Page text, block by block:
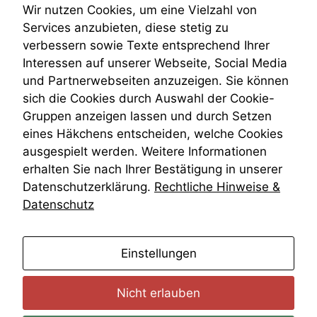
Teilungsklage
Venezuela
VRK
Wiederherstellungsanordnung
Zivilprozessordnung
ZPO
Zustellfiktion
Zuständigkeit
Öffentliches Personalrecht
Öffentlichkeitsprinzip
Wir nutzen Cookies, um eine Vielzahl von
Services anzubieten, diese stetig zu
verbessern sowie Texte entsprechend Ihrer
Interessen auf unserer Webseite, Social Media
und Partnerwebseiten anzuzeigen. Sie können
sich die Cookies durch Auswahl der Cookie-
Gruppen anzeigen lassen und durch Setzen
eines Häkchens entscheiden, welche Cookies
ausgespielt werden. Weitere Informationen
erhalten Sie nach Ihrer Bestätigung in unserer
Datenschutzerklärung. Rechtliche Hinweise &
Datenschutz
Einstellungen
Nicht erlauben
statistische
Daten auf.
Funktionalität
Einige
Funktionen auf
dieser Website
sind optional.
Wenn Sie
diese Option
deaktivieren,
kann die
Website nicht
Marketing
Wir speichern
anonyme Daten ab,